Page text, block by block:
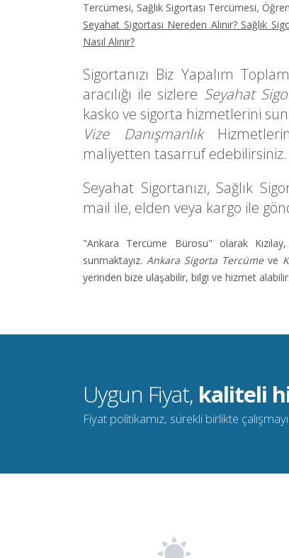
Tercümesi, Sağlık Sigortası Tercümesi,
Seyahat Sigortası Nereden Alınır? Sağlık
Nasıl Alınır?
Sigortanızı Biz Yapalım
aracılığı ile sizlere Seyahat
kasko ve sigorta hizmetlerini
Vize Danışmanlık
maliyetten tasarruf edebilirsiniz.
Seyahat Sigortanızı, Sağlık
mail ile, elden veya kargo ile
"Ankara Tercüme Bürosu" olarak
sunmaktayız. Ankara Sigorta Tercümeve
yerinden bize ulaşabilir, bilgi ve hizmet
Uygun Fiyat, kaliteli
Fiyat politikamız, sürekli birlikte